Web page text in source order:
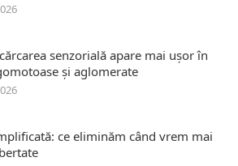
senzorială apare mai ușor în
și aglomerate
ce eliminăm când vrem mai